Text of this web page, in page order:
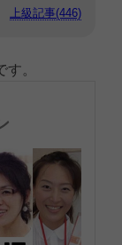
上級記事(446)
。